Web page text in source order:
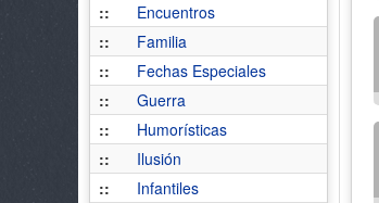
::
Encuentros
::
Familia
::
Fechas Especiales
::
Guerra
::
Humorísticas
::
Ilusión
::
Infantiles